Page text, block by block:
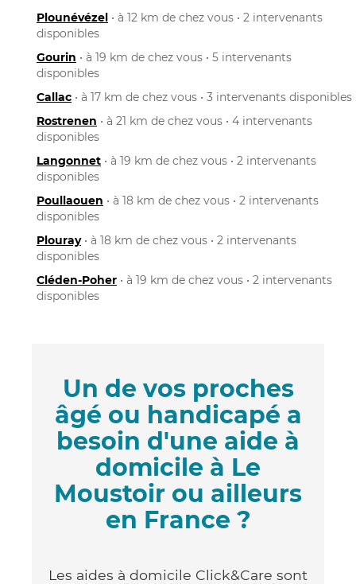
Plounévézel • à 12 km de chez vous • 2 intervenants
disponibles
Gourin • à 19 km de chez vous • 5 intervenants
disponibles
Callac • à 17 km de chez vous • 3 intervenants disponibles
Rostrenen • à 21 km de chez vous • 4 intervenants
disponibles
Langonnet • à 19 km de chez vous • 2 intervenants
disponibles
Poullaouen • à 18 km de chez vous • 2 intervenants
disponibles
Plouray• à 18 km de chez vous • 2 intervenants
disponibles
Cléden-Poher • à 19 km de chez vous • 2 intervenants
disponibles
Un de vos proches
âgé ou handicapé a
besoin d'une aide à
domicile à Le
Moustoir ou ailleurs
en France ?
Les aides à domicile Click&Care sont